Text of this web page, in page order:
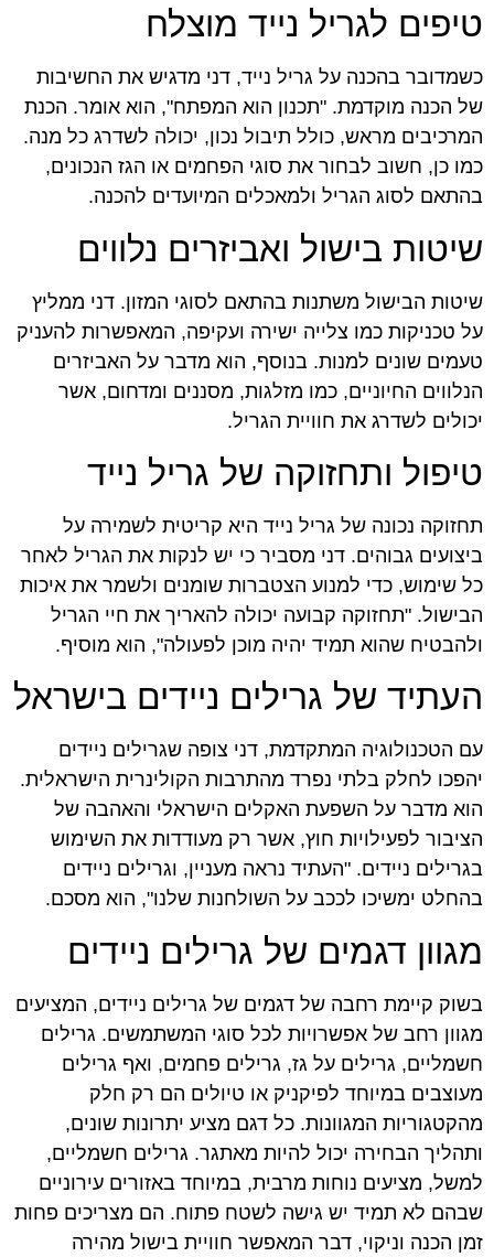
טיפים לגריל נייד מוצלח
כשמדובר בהכנה על גריל נייד, דני מדגיש את החשיבות
של הכנה מוקדמת. "תכנון הוא המפתח", הוא אומר. הכנת
המרכיבים מראש, כולל תיבול נכון, יכולה לשדרג כל מנה.
כמו כן, חשוב לבחור את סוגי הפחמים או הגז הנכונים,
בהתאם לסוג הגריל ולמאכלים המיועדים להכנה.
שיטות בישול ואביזרים נלווים
שיטות הבישול משתנות בהתאם לסוגי המזון. דני ממליץ
על טכניקות כמו צלייה ישירה ועקיפה, המאפשרות להעניק
טעמים שונים למנות. בנוסף, הוא מדבר על האביזרים
הנלווים החיוניים, כמו מזלגות, מסננים ומדחום, אשר
יכולים לשדרג את חוויית הגריל.
טיפול ותחזוקה של גריל נייד
תחזוקה נכונה של גריל נייד היא קריטית לשמירה על
ביצועים גבוהים. דני מסביר כי יש לנקות את הגריל לאחר
כל שימוש, כדי למנוע הצטברות שומנים ולשמר את איכות
הבישול. "תחזוקה קבועה יכולה להאריך את חיי הגריל
ולהבטיח שהוא תמיד יהיה מוכן לפעולה", הוא מוסיף.
העתיד של גרילים ניידים בישראל
עם הטכנולוגיה המתקדמת, דני צופה שגרילים ניידים
יהפכו לחלק בלתי נפרד מהתרבות הקולינרית הישראלית.
הוא מדבר על השפעת האקלים הישראלי והאהבה של
הציבור לפעילויות חוץ, אשר רק מעודדות את השימוש
בגרילים ניידים. "העתיד נראה מעניין, וגרילים ניידים
בהחלט ימשיכו לככב על השולחנות שלנו", הוא מסכם.
מגוון דגמים של גרילים ניידים
בשוק קיימת רחבה של דגמים של גרילים ניידים, המציעים
מגוון רחב של אפשרויות לכל סוגי המשתמשים. גרילים
חשמליים, גרילים על גז, גרילים פחמים, ואף גרילים
מעוצבים במיוחד לפיקניק או טיולים הם רק חלק
מהקטגוריות המגוונות. כל דגם מציע יתרונות שונים,
ותהליך הבחירה יכול להיות מאתגר. גרילים חשמליים,
למשל, מציעים נוחות מרבית, במיוחד באזורים עירוניים
שבהם לא תמיד יש גישה לשטח פתוח. הם מצריכים פחות
זמן הכנה וניקוי, דבר המאפשר חוויית בישול מהירה